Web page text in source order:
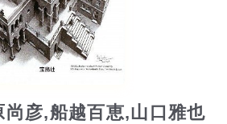
彦,船越百恵,山口雅也